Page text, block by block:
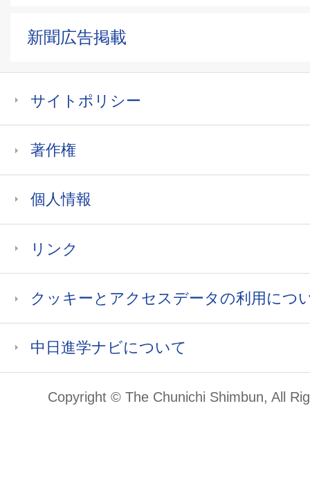
新聞広告掲載
サイトポリシー
著作権
個人情報
リンク
クッキーとアクセスデータの利用につ
中日進学ナビについて
Copyright © The Chunichi Shimbun, All